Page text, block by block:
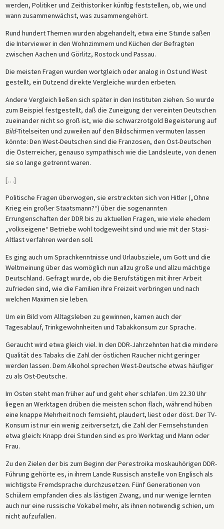
werden, Politiker und Zeithistoriker künftig feststellen, ob, wie und
wann zusammenwächst, was zusammengehört.
Rund hundert Themen wurden abgehandelt, etwa eine Stunde saßen
die Interviewer in den Wohnzimmern und Küchen der Befragten
zwischen Aachen und Görlitz, Rostock und Passau.
Die meisten Fragen wurden wortgleich oder analog in Ost und West
gestellt, ein Dutzend direkte Vergleiche wurden erbeten.
Andere Vergleich ließen sich später in den Instituten ziehen. So wurde
zum Beispiel festgestellt, daß die Zuneigung der vereinten Deutschen
zueinander nicht so groß ist, wie die schwarzrotgold Begeisterung auf
Bild-Titelseiten und zuweilen auf den Bildschirmen vermuten lassen
könnte: Den West-Deutschen sind die Franzosen, den Ost-Deutschen
die Österreicher, genauso sympathisch wie die Landsleute, von denen
sie so lange getrennt waren.
[…]
Politische Fragen überwogen, sie erstreckten sich von Hitler („Ohne
Krieg ein großer Staatsmann?“) über die sogenannten
Errungenschaften der DDR bis zu aktuellen Fragen, wie viele ehedem
„volkseigene“ Betriebe wohl todgeweiht sind und wie mit der Stasi-
Altlast verfahren werden soll.
Es ging auch um Sprachkenntnisse und Urlaubsziele, um Gott und die
Weltmeinung über das womöglich nun allzu große und allzu mächtige
Deutschland. Gefragt wurde, ob die Berufstätigen mit ihrer Arbeit
zufrieden sind, wie die Familien ihre Freizeit verbringen und nach
welchen Maximen sie leben.
Um ein Bild vom Alltagsleben zu gewinnen, kamen auch der
Tagesablauf, Trinkgewohnheiten und Tabakkonsum zur Sprache.
Geraucht wird etwa gleich viel. In den DDR-Jahrzehnten hat die mindere
Qualität des Tabaks die Zahl der östlichen Raucher nicht geringer
werden lassen. Dem Alkohol sprechen West-Deutsche etwas häufiger
zu als Ost-Deutsche.
Im Osten steht man früher auf und geht eher schlafen. Um 22.30 Uhr
liegen an Werktagen drüben die meisten schon flach, während hüben
eine knappe Mehrheit noch fernsieht, plaudert, liest oder döst. Der TV-
Konsum ist nur ein wenig zeitversetzt, die Zahl der Fernsehstunden
etwa gleich: Knapp drei Stunden sind es pro Werktag und Mann oder
Frau.
Zu den Zielen der bis zum Beginn der Perestroika moskauhörigen DDR-
Führung gehörte es, in ihrem Lande Russisch anstelle von Englisch als
wichtigste Fremdsprache durchzusetzen. Fünf Generationen von
Schülern empfanden dies als lästigen Zwang, und nur wenige lernten
auch nur eine russische Vokabel mehr, als ihnen notwendig schien, um
nicht aufzufallen.